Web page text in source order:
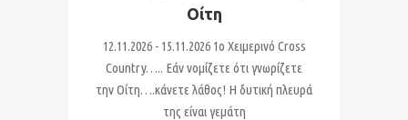
Οίτη
12.11.2026 - 15.11.2026 1o Χειμερινό Cross
Country….. Εάν νομίζετε ότι γνωρίζετε
την Οίτη….κάνετε λάθος! Η δυτική πλευρά
της είναι γεμάτη